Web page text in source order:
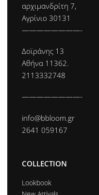
αρχιμανδρίτη 7,
Αγρίνιο 30131
————————-
Δοϊράνης 13
Αθήνα 11362.
2113332748
————————-
info@bbloom.gr
2641 059167
COLLECTION
Lookbook